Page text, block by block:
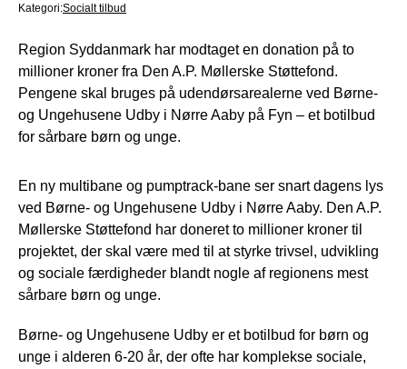
Kategori:Socialt tilbud
Region Syddanmark har modtaget en donation på to
millioner kroner fra Den A.P. Møllerske Støttefond.
Pengene skal bruges på udendørsarealerne ved Børne-
og Ungehusene Udby i Nørre Aaby på Fyn – et botilbud
for sårbare børn og unge.
En ny multibane og pumptrack-bane ser snart dagens lys
ved Børne- og Ungehusene Udby i Nørre Aaby. Den A.P.
Møllerske Støttefond har doneret to millioner kroner til
projektet, der skal være med til at styrke trivsel, udvikling
og sociale færdigheder blandt nogle af regionens mest
sårbare børn og unge.
Børne- og Ungehusene Udby er et botilbud for børn og
unge i alderen 6-20 år, der ofte har komplekse sociale,